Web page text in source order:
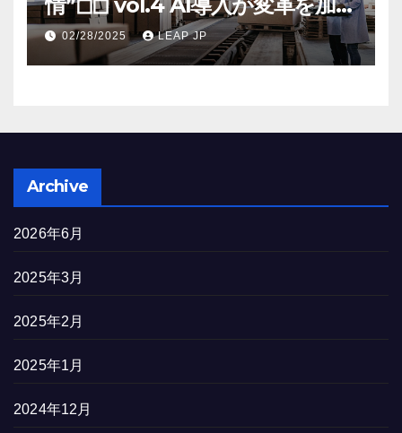
する米国製造業の最前線
02/28/2025 LEAP JP
Archive
2026年6月
2025年3月
2025年2月
2025年1月
2024年12月